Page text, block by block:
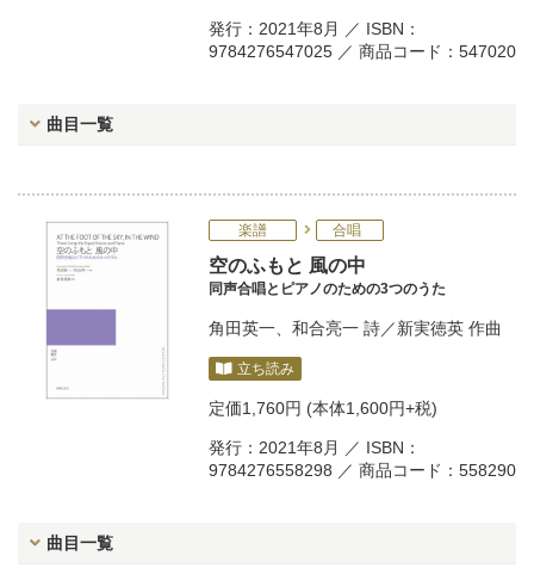
発行：2021年8月 ／ ISBN：
9784276547025 ／ 商品コード：547020
曲目一覧
楽譜 合唱
空のふもと 風の中
同声合唱とピアノのための3つのうた
角田英一 和合亮一 詩／新実徳英 作曲
立ち読み
定価1,760円 (本体1,600円+税)
発行：2021年8月 ／ ISBN：
9784276558298 ／ 商品コード：558290
曲目一覧